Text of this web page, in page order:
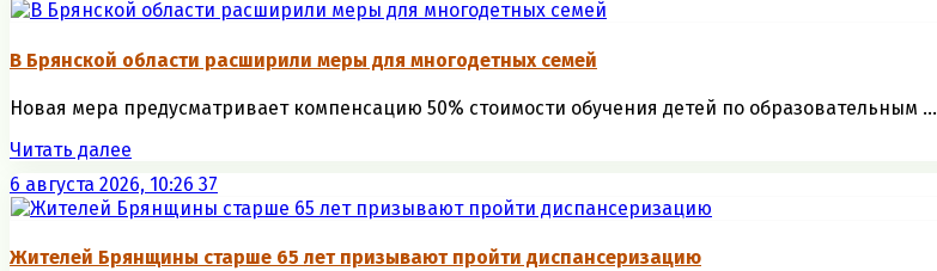
В Брянской области расширили меры для многодетных семей
Новая мера предусматривает компенсацию 50% стоимости обучения детей по образовательным ...
Читать далее
6 августа 2026, 10:26 37
Жителей Брянщины старше 65 лет призывают пройти диспансеризацию